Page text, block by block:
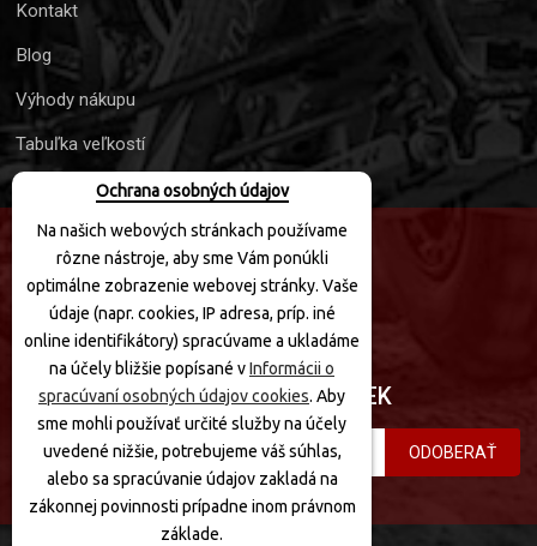
Ochrana osobných údajov
Na našich webových stránkach používame
rôzne nástroje, aby sme Vám ponúkli
optimálne zobrazenie webovej stránky. Vaše
údaje (napr. cookies, IP adresa, príp. iné
online identifikátory) spracúvame a ukladáme
na účely bližšie popísané vInformácii o
spracúvaní osobných údajov cookies. Aby
sme mohli používať určité služby na účely
uvedené nižšie, potrebujeme váš súhlas,
alebo sa spracúvanie údajov zakladá na
zákonnej povinnosti prípadne inom právnom
základe.
Kontakt
Blog
Výhody nákupu
Tabuľka veľkostí
SLEDUJTE NÁS
PRIHLÁSIŤ SA K ODBERU NOVINIEK
ODOBERAŤ